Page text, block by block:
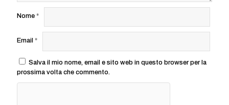
Nome *
Email *
Salva il mio nome, email e sito web in questo browser per la
prossima volta che commento.